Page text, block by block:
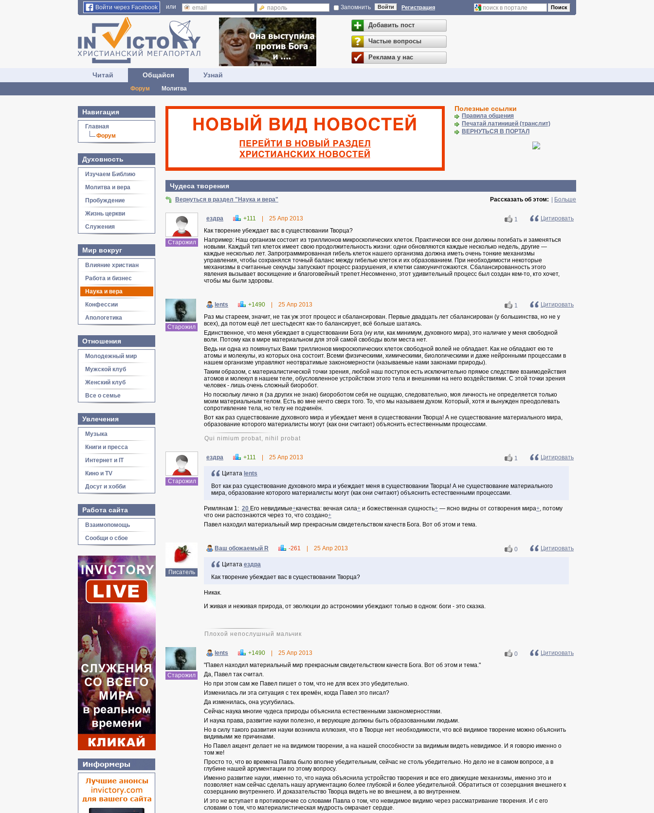
Войти через Facebook или Запомнить Войти Регистрация Поиск
Добавить пост
Частые вопросы
Реклама у нас
Читай Общайся
Форум Молитва
Узнай
Навигация
Главная
Форум
Духовность
Изучаем Библию
Молитва и вера
Пробуждение
Жизнь церкви
Служения
Мир вокруг
Влияние христиан
Работа и бизнес
Наука и вера
Конфессии
Апологетика
Отношения
Молодежный мир
Мужской клуб
Женский клуб
Все о семье
Увлечения
Музыка
Книги и пресса
Интернет и IT
Кино и TV
Досуг и хобби
Работа сайта
Взаимопомощь
Сообщи о сбое
Полезные ссылки
Правила общения
Печатай латиницей (транслит)
ВЕРНУТЬСЯ В ПОРТАЛ
Чудеса творения
Вернуться в раздел "Наука и вера" Больше
Рассказать об этом:
Старожил
ездра +111 25 Апр 2013 1
Цитировать
Как творение убеждает вас в существовании Творца?
Например: Наш организм состоит из триллионов микроскопических клеток. Практически все они должны погибать и заменяться
новыми. Каждый тип клеток имеет свою продолжительность жизни: одни обновляются каждые несколько недель, другие —
каждые несколько лет. Запрограммированная гибель клеток нашего организма должна иметь очень тонкие механизмы
управления, чтобы сохранялся точный баланс между гибелью клеток и их образованием. При необходимости некоторые
механизмы в считанные секунды запускают процесс разрушения, и клетки самоуничтожаются. Сбалансированность этого
явления вызывает восхищение и благоговейный трепет.Несомненно, этот удивительный процесс был создан кем-то, кто хочет,
чтобы мы были здоровы.
Старожил
lents +1490 25 Апр 2013 1
Цитировать
Раз мы стареем, значит, не так уж этот процесс и сбалансирован. Первые двадцать лет сбалансирован (у большинства, но не у
всех), да потом ещё лет шестьдесят как-то балансирует, всё больше шатаясь.
Единственное, что меня убеждает в существовании Бога (ну или, как минимум, духовного мира), это наличие у меня свободной
воли. Потому как в мире материальном для этой самой свободы воли места нет.
Ведь ни одна из помянутых Вами триллионов микроскопических клеток свободной волей не обладает. Как не обладают ею те
атомы и молекулы, из которых она состоит. Всеми физическими, химическими, биологическими и даже нейронными процессами в
нашем организме управляют неотвратимые закономерности (называемые нами законами природы).
Таким образом, с материалистической точки зрения, любой наш поступок есть исключительно прямое следствие взаимодействия
атомов и молекул в нашем теле, обусловленное устройством этого тела и внешними на него воздействиями. С этой точки зрения
человек - лишь очень сложный биоробот.
Но поскольку лично я (за других не знаю) биороботом себя не ощущаю, следовательно, моя личность не определяется только
моим материальным телом. Есть во мне нечто сверх того. То, что мы называем духом. Который, хотя и вынужден преодолевать
сопротивление тела, но телу не подчинён.
Вот как раз существование духовного мира и убеждает меня в существовании Творца! А не существование материального мира,
образование которого материалисты могут (как они считают) объяснить естественными процессами.
Qui nimium probat, nihil probat
Старожил
ездра +111 25 Апр 2013 1 Цитировать
Цитата lents
Вот как раз существование духовного мира и убеждает меня в существовании Творца! А не существование материального
мира, образование которого материалисты могут (как они считают) объяснить естественными процессами.
Римлянам 1: 20 Его невидимые+качества: вечная сила+ и божественная сущность+ — ясно видны от сотворения мира+, потому
что они распознаются через то, что создано+
Павел находил материальный мир прекрасным свидетельством качеств Бога. Вот об этом и тема.
Писатель
Ваш обожаемый R -261 25 Апр 2013 0 Цитировать
Цитата ездра
Как творение убеждает вас в существовании Творца?
Никак.
И живая и неживая природа, от эволюции до астрономии убеждают только в одном: боги - это сказка.
Плохой непослушный мальчик
Старожил
lents +1490 25 Апр 2013 0
Цитировать
"Павел находил материальный мир прекрасным свидетельством качеств Бога. Вот об этом и тема."
Да, Павел так считал.
Но при этом сам же Павел пишет о том, что не для всех это убедительно.
Изменилась ли эта ситуация с тех времён, когда Павел это писал?
Да изменилась, она усугубилась.
Сейчас наука многие чудеса природы объяснила естественными закономерностями.
И наука права, развитие науки полезно, и верующие должны быть образованными людьми.
Но в силу такого развития науки возникла иллюзия, что в Творце нет необходимости, что всё видимое творение можно объяснить
видимыми же причинами.
Но Павел акцент делает не на видимом творении, а на нашей способности за видимым видеть невидимое. И я говорю именно о
том же!
Просто то, что во времена Павла было вполне убедительным, сейчас не столь убедительно. Но дело не в самом вопросе, а в
глубине нашей аргументации по этому вопросу.
Именно развитие науки, именно то, что наука объяснила устройство творения и все его движущие механизмы, именно это и
позволяет нам сейчас сделать нашу аргументацию более глубокой и более убедительной. Обратиться от созерцания внешнего к
созерцанию внутреннего. И доказательство Творца видеть не во внешнем, а во внутреннем.
И это не вступает в противоречие со словами Павла о том, что невидимое видимо через рассматривание творения. И с его
словами о том, что материалистическая мудрость омрачает сердце.